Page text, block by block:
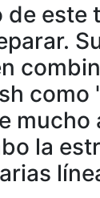
de este
como
mucho
la